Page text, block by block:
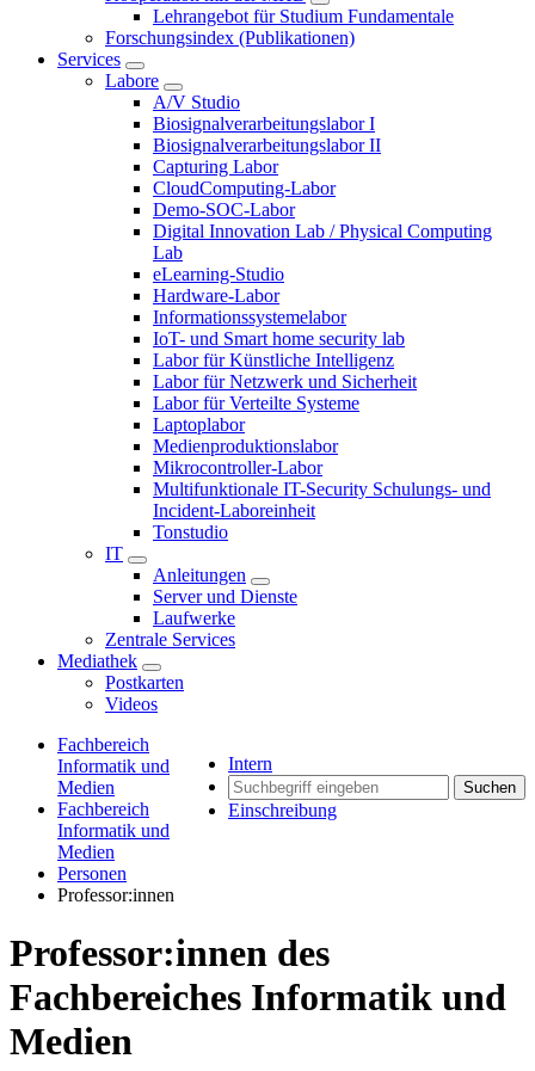
Lehrangebot für Studium Fundamentale
Forschungsindex (Publikationen)
Services
Labore
A/V Studio
Biosignalverarbeitungslabor I
Biosignalverarbeitungslabor II
Capturing Labor
CloudComputing-Labor
Demo-SOC-Labor
Digital Innovation Lab / Physical Computing
Lab
eLearning-Studio
Hardware-Labor
Informationssystemelabor
IoT- und Smart home security lab
Labor für Künstliche Intelligenz
Labor für Netzwerk und Sicherheit
Labor für Verteilte Systeme
Laptoplabor
Medienproduktionslabor
Mikrocontroller-Labor
Multifunktionale IT-Security Schulungs- und
Incident-Laboreinheit
Tonstudio
IT
Anleitungen
Server und Dienste
Laufwerke
Zentrale Services
Mediathek
Postkarten
Videos
Intern
Suchen
Einschreibung
Fachbereich
Informatik und
Medien
Fachbereich
Informatik und
Medien
Personen
Professor:innen
Professor:innen des
Fachbereiches Informatik und
Medien